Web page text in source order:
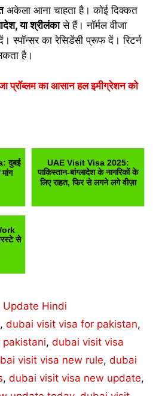
अकेला आना चाहता है। कोई दिक्कत
या श्रीलंकासे हैं। नॉर्मल वीजा
स्पॉन्सर का रेसिडेंसी प्रूफ दें। रिटर्न
है।
प्रॉब्लम का आसान हल इमीग्रेशन को
दुबई
UAE Visit Visa 2025:
पाकिस्तान-बांग्लादेश के नागरिकों के
लिए राहत, फिर से लगने लगे वीज़ा
से
Update Hindi
,dubai visit visa for pakistan,
, dubai visit visa
visit visa new rule, dubai
, dubai visit visa new update,